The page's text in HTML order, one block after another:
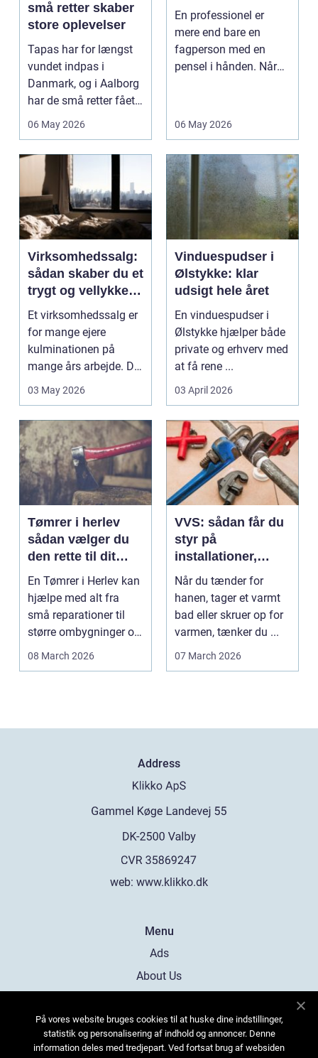
små retter skaber
store oplevelser
Tapas har for længst
vundet indpas i
Danmark, og i Aalborg
har de små retter fået
deres helt eget li...
06 May 2026
En professionel er
mere end bare en
fagperson med en
pensel i hånden. Når
06 May 2026
Virksomhedssalg:
sådan skaber du et
trygt og vellykket
salg
Et virksomhedssalg er
for mange ejere
kulminationen på
mange års arbejde. Det
kan være en planlagt
03 May 2026
Vinduespudser i
Ølstykke: klar
udsigt hele året
En vinduespudser i
Ølstykke hjælper både
private og erhverv med
at få rene ...
03 April 2026
Tømrer i herlev
sådan vælger du
den rette til dit
projekt
En Tømrer i Herlev kan
hjælpe med alt fra
små reparationer til
større ombygninger og
tilbygninger. N...
08 March 2026
VVS: sådan får du
styr på
installationer,
komfort og
energiforbrug
Når du tænder for
hanen, tager et varmt
bad eller skruer op for
varmen, tænker du ...
07 March 2026
Address
web: www.klikko.dk
Menu
Ads
About Us
Contact
Sitemap
På vores website bruges cookies til at huske dine indstillinger,
statistik og personalisering af indhold og annoncer. Denne
information deles med tredjepart. Ved fortsat brug af websiden